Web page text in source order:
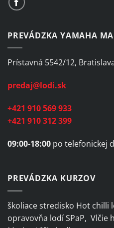
PREVÁDZKA YAMAHA
Prístavná 5542/12,
predaj@lodi.sk
+421 910 569 933
+421 910 312 399
09:00-18:00 po telefonickej
PREVÁDZKA KURZOV
školiace stredisko Hot chilli
opravovňa lodí SPaP, Vlčie